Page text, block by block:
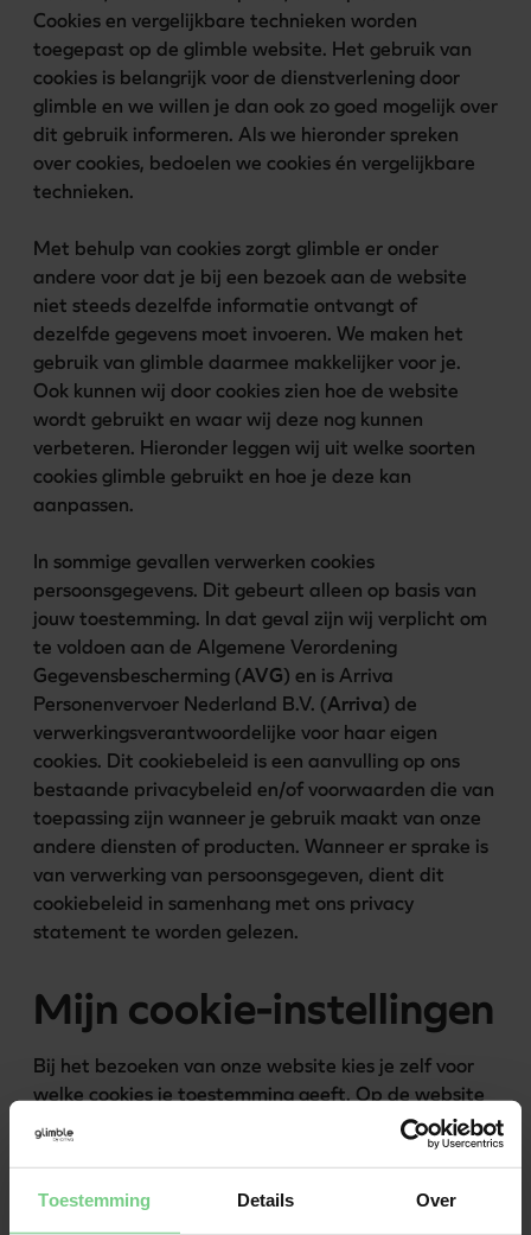
Toestemming Details Over
Cookies en vergelijkbare technieken worden
toegepast op de glimble website. Het gebruik van
cookies is belangrijk voor de dienstverlening door
glimble en we willen je dan ook zo goed mogelijk over
dit gebruik informeren. Als we hieronder spreken
over cookies, bedoelen we cookies én vergelijkbare
technieken.
Met behulp van cookies zorgt glimble er onder
andere voor dat je bij een bezoek aan de website
niet steeds dezelfde informatie ontvangt of
dezelfde gegevens moet invoeren. We maken het
gebruik van glimble daarmee makkelijker voor je.
Ook kunnen wij door cookies zien hoe de website
wordt gebruikt en waar wij deze nog kunnen
verbeteren. Hieronder leggen wij uit welke soorten
cookies glimble gebruikt en hoe je deze kan
aanpassen.
In sommige gevallen verwerken cookies
persoonsgegevens. Dit gebeurt alleen op basis van
jouw toestemming. In dat geval zijn wij verplicht om
te voldoen aan de Algemene Verordening
Gegevensbescherming (AVG) en is Arriva
Personenvervoer Nederland B.V. (Arriva) de
verwerkingsverantwoordelijke voor haar eigen
cookies. Dit cookiebeleid is een aanvulling op ons
bestaande privacybeleid en/of voorwaarden die van
toepassing zijn wanneer je gebruik maakt van onze
andere diensten of producten. Wanneer er sprake is
van verwerking van persoonsgegeven, dient dit
cookiebeleid in samenhang met ons privacy
statement te worden gelezen.
Mijn cookie-instellingen
Bij het bezoeken van onze website kies je zelf voor
welke cookies je toestemming geeft. Op de website
wordt gebruik gemaakt van vier soorten cookies:
noodzakelijk, voorkeuren, statistieken & marketing.
Noodzakelijk